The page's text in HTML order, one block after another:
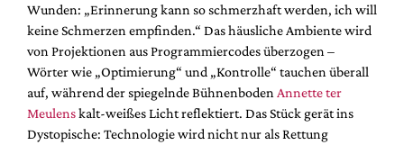
Wunden: „Erinnerung kann so schmerzhaft werden, ich will
keine Schmerzen empfinden.“ Das häusliche Ambiente wird
von Projektionen aus Programmiercodes überzogen –
Wörter wie „Optimierung“ und „Kontrolle“ tauchen überall
auf, während der spiegelnde Bühnenboden Annette ter
Meulenskalt-weißes Licht reflektiert. Das Stück gerät ins
Dystopische: Technologie wird nicht nur als Rettung